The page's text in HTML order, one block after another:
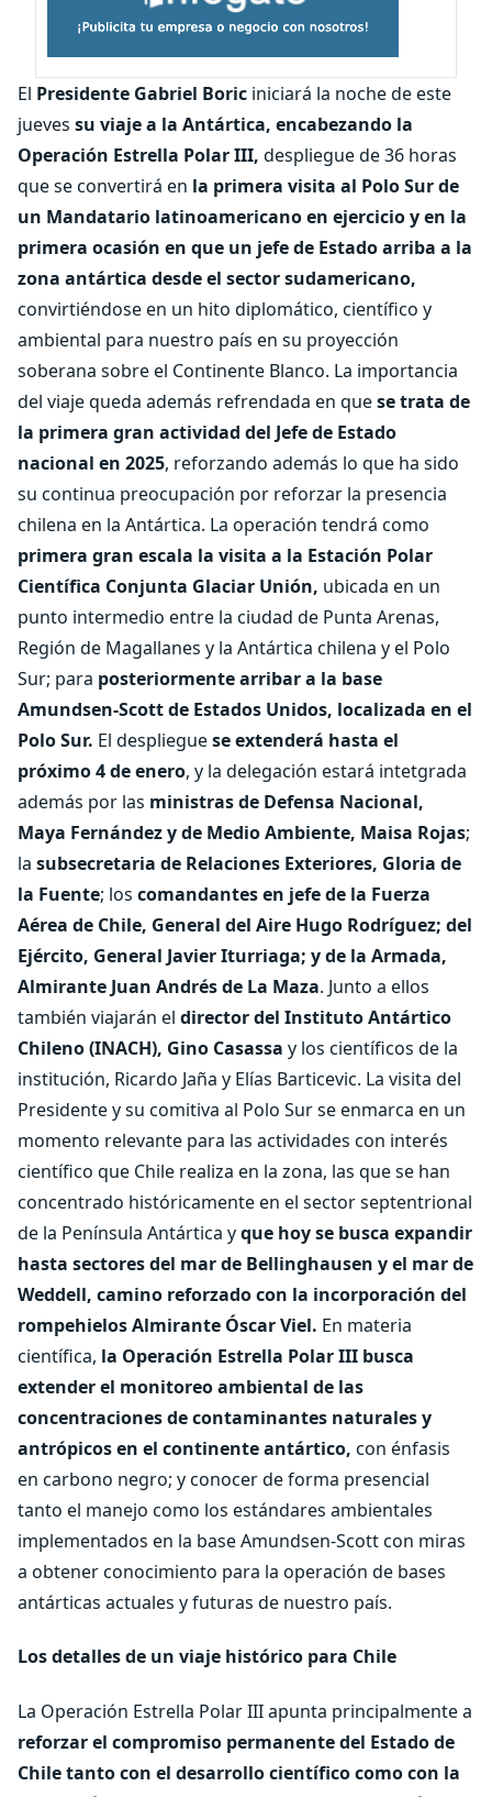
El Presidente Gabriel Boric iniciará la noche de este
jueves su viaje a la Antártica, encabezando la
Operación Estrella Polar III, despliegue de 36 horas
que se convertirá en la primera visita al Polo Sur de
un Mandatario latinoamericano en ejercicio y en la
primera ocasión en que un jefe de Estado arriba a la
zona antártica desde el sector sudamericano,
convirtiéndose en un hito diplomático, científico y
ambiental para nuestro país en su proyección
soberana sobre el Continente Blanco. La importancia
del viaje queda además refrendada en quese trata de
la primera gran actividad del Jefe de Estado
nacional en 2025, reforzando además lo que ha sido
su continua preocupación por reforzar la presencia
chilena en la Antártica. La operación tendrá como
primera gran escala la visita a la Estación Polar
Científica Conjunta Glaciar Unión, ubicada en un
punto intermedio entre la ciudad de Punta Arenas,
Región de Magallanes y la Antártica chilena y el Polo
Sur; para posteriormente arribar a la base
Amundsen-Scott de Estados Unidos, localizada en el
Polo Sur. El desplieguese extenderá hasta el
próximo 4 de enero, y la delegación estará intetgrada
además por las ministras de Defensa Nacional,
Maya Fernández y de Medio Ambiente, Maisa Rojas;
la subsecretaria de Relaciones Exteriores, Gloria de
la Fuente; los comandantes en jefe de la Fuerza
Aérea de Chile, General del Aire Hugo Rodríguez; del
Ejército, General Javier Iturriaga; y de la Armada,
Almirante Juan Andrés de La Maza. Junto a ellos
también viajarán el director del Instituto Antártico
Chileno (INACH), Gino Casassa y los científicos de la
institución, Ricardo Jaña y Elías Barticevic. La visita del
Presidente y su comitiva al Polo Sur se enmarca en un
momento relevante para las actividades con interés
científico que Chile realiza en la zona, las que se han
concentrado históricamente en el sector septentrional
de la Península Antártica yque hoy se busca expandir
hasta sectores del mar de Bellinghausen y el mar de
Weddell, camino reforzado con la incorporación del
rompehielos Almirante Óscar Viel. En materia
científica, la Operación Estrella Polar III busca
extender el monitoreo ambiental de las
concentraciones de contaminantes naturales y
antrópicos en el continente antártico, con énfasis
en carbono negro; y conocer de forma presencial
tanto el manejo como los estándares ambientales
implementados en la base Amundsen-Scott con miras
a obtener conocimiento para la operación de bases
antárticas actuales y futuras de nuestro país.
Los detalles de un viaje histórico para Chile
La Operación Estrella Polar III apunta principalmente a
reforzar el compromiso permanente del Estado de
Chile tanto con el desarrollo científico como con la